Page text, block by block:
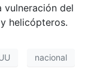
vulneración del
helicópteros.
nacional